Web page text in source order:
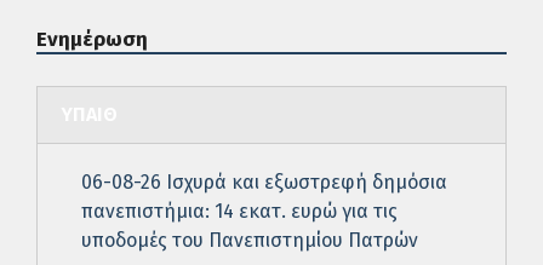
Ενημέρωση
06-08-26 Ισχυρά και εξωστρεφή δημόσια
πανεπιστήμια: 14 εκατ. ευρώ για τις
υποδομές του Πανεπιστημίου Πατρών